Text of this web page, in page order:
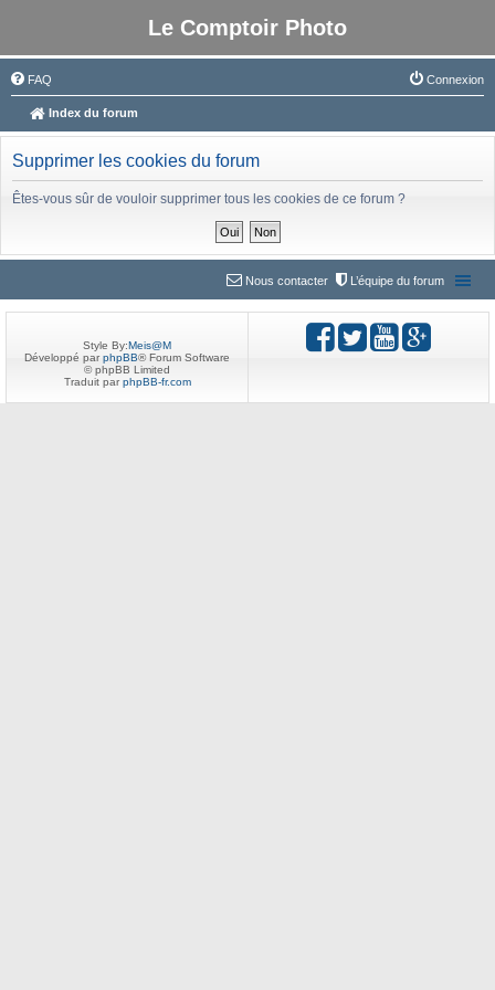
Le Comptoir Photo
FAQ Connexion
Index du forum
Supprimer les cookies du forum
Êtes-vous sûr de vouloir supprimer tous les cookies de ce forum ?
L’équipe du forum
Nous contacter
Style By:Meis@M
Développé parphpBB® Forum Software
© phpBB Limited
Traduit parphpBB-fr.com